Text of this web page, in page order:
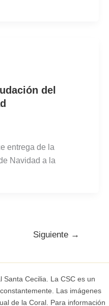
del
entrega de la
Navidad a la
Siguiente →
Cecilia. La CSC es un
Las imágenes
de la Coral. Para información